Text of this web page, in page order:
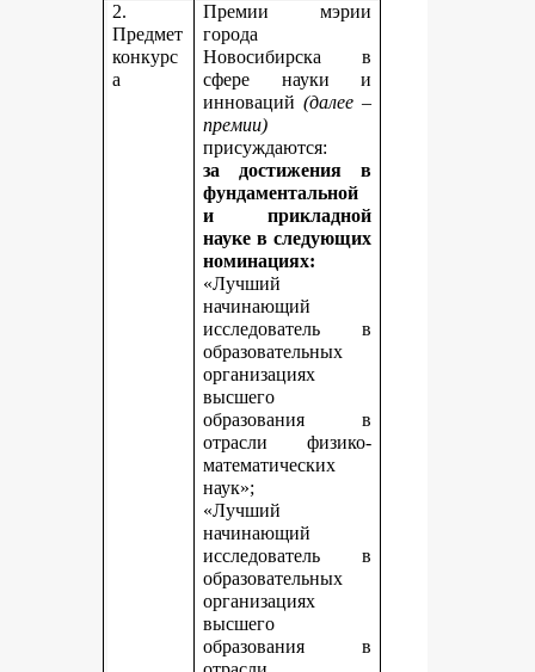
2.
Предмет
конкурс
а
Премии мэрии
города
Новосибирска в
сфере науки и
инноваций(далее –
премии)
присуждаются:
за достижения в
фундаментальной
и прикладной
наукев следующих
номинациях:
«Лучший
начинающий
исследователь в
образовательных
организациях
высшего
образования в
отрасли физико-
математических
наук»;
«Лучший
начинающий
исследователь в
образовательных
организациях
высшего
образования в